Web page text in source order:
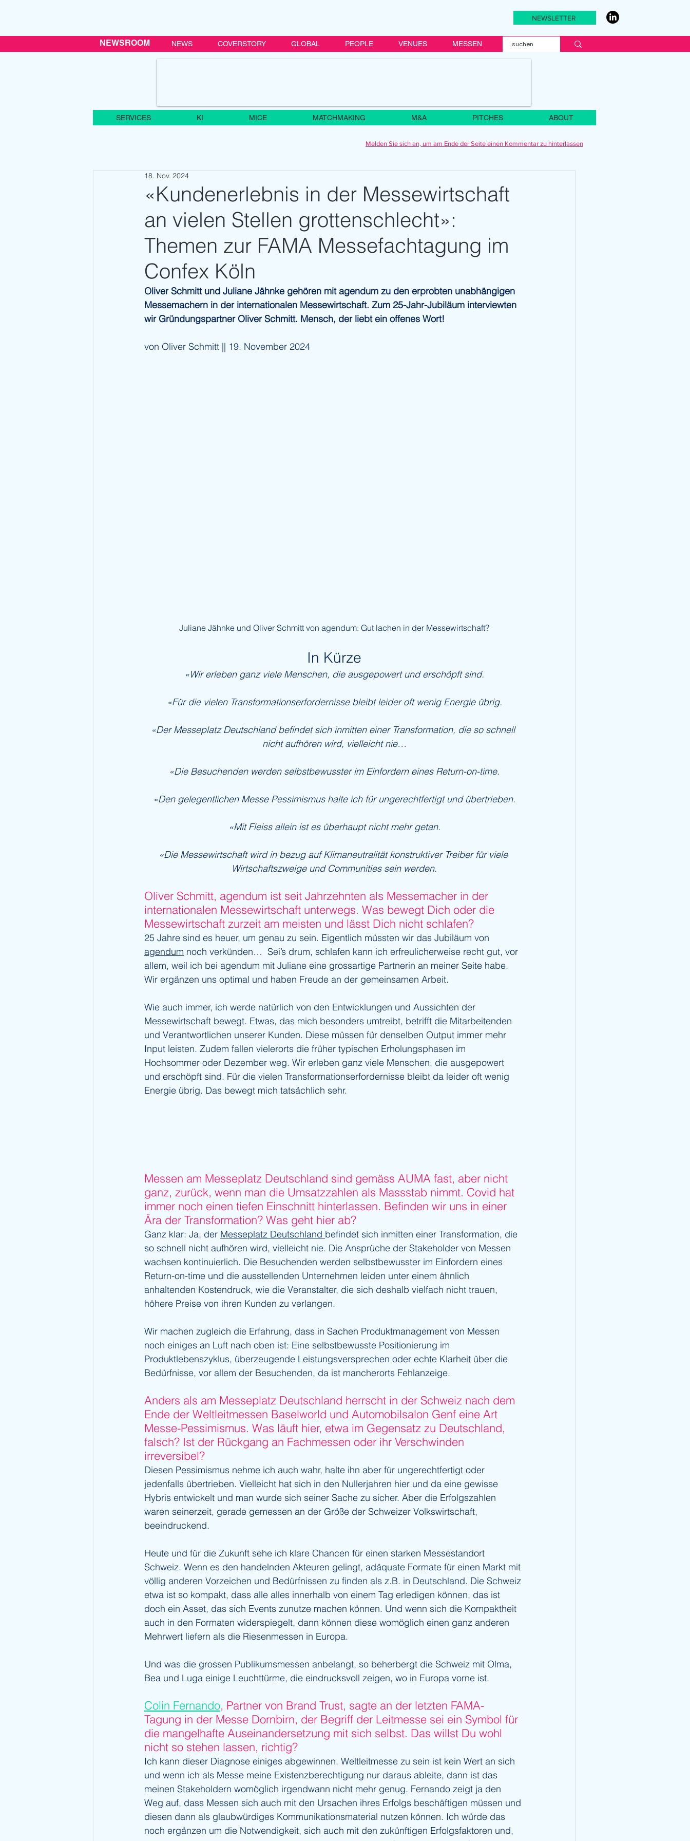
NEWSLETTER
NEWS COVERSTORY GLOBAL PEOPLE VENUES MESSEN
NEWSROOM
SERVICES KI MICE MATCHMAKING M&A PITCHES ABOUT
Melden Sie sich an, um am Ende der Seite einen Kommentar zu hinterlassen
«Kundenerlebnis in der Messewirtschaft
an vielen Stellen grottenschlecht»:
Themen zur FAMA Messefachtagung im
Confex Köln
18. Nov. 2024
Oliver Schmitt und Juliane Jähnke gehören mit agendum zu den erprobten unabhängigen
Messemachern in der internationalen Messewirtschaft. Zum 25-Jahr-Jubiläum interviewten
wir Gründungspartner Oliver Schmitt. Mensch, der liebt ein offenes Wort!
von Oliver Schmitt || 19. November 2024
Juliane Jähnke und Oliver Schmitt von agendum: Gut lachen in der Messewirtschaft?
In Kürze
«Wir erleben ganz viele Menschen, die ausgepowert und erschöpft sind.
«Für die vielen Transformationserfordernisse bleibt leider oft wenig Energie übrig.
«Der Messeplatz Deutschland befindet sich inmitten einer Transformation, die so schnell
nicht aufhören wird, vielleicht nie…
«Die Besuchenden werden selbstbewusster im Einfordern eines Return-on-time.
«Den gelegentlichen Messe Pessimismus halte ich für ungerechtfertigt und übertrieben.
«Mit Fleiss allein ist es überhaupt nicht mehr getan.
«Die Messewirtschaft wird in bezug auf Klimaneutralität konstruktiver Treiber für viele
Wirtschaftszweige und Communities sein werden.
Oliver Schmitt, agendum ist seit Jahrzehnten als Messemacher in der
internationalen Messewirtschaft unterwegs. Was bewegt Dich oder die
Messewirtschaft zurzeit am meisten und lässt Dich nicht schlafen?
25 Jahre sind es heuer, um genau zu sein. Eigentlich müssten wir das Jubiläum von
agendum noch verkünden…  Sei’s drum, schlafen kann ich erfreulicherweise recht gut, vor
allem, weil ich bei agendum mit Juliane eine grossartige Partnerin an meiner Seite habe.
Wir ergänzen uns optimal und haben Freude an der gemeinsamen Arbeit.
Wie auch immer, ich werde natürlich von den Entwicklungen und Aussichten der
Messewirtschaft bewegt. Etwas, das mich besonders umtreibt, betrifft die Mitarbeitenden
und Verantwortlichen unserer Kunden. Diese müssen für denselben Output immer mehr
Input leisten. Zudem fallen vielerorts die früher typischen Erholungsphasen im
Hochsommer oder Dezember weg. Wir erleben ganz viele Menschen, die ausgepowert
und erschöpft sind. Für die vielen Transformationserfordernisse bleibt da leider oft wenig
Energie übrig. Das bewegt mich tatsächlich sehr.
Messen am Messeplatz Deutschland sind gemäss AUMA fast, aber nicht
ganz, zurück, wenn man die Umsatzzahlen als Massstab nimmt. Covid hat
immer noch einen tiefen Einschnitt hinterlassen. Befinden wir uns in einer
Ära der Transformation? Was geht hier ab?
Ganz klar: Ja, der Messeplatz Deutschland befindet sich inmitten einer Transformation, die
so schnell nicht aufhören wird, vielleicht nie. Die Ansprüche der Stakeholder von Messen
wachsen kontinuierlich. Die Besuchenden werden selbstbewusster im Einfordern eines
Return-on-time und die ausstellenden Unternehmen leiden unter einem ähnlich
anhaltenden Kostendruck, wie die Veranstalter, die sich deshalb vielfach nicht trauen,
höhere Preise von ihren Kunden zu verlangen.
Wir machen zugleich die Erfahrung, dass in Sachen Produktmanagement von Messen
noch einiges an Luft nach oben ist: Eine selbstbewusste Positionierung im
Produktlebenszyklus, überzeugende Leistungsversprechen oder echte Klarheit über die
Bedürfnisse, vor allem der Besuchenden, da ist mancherorts Fehlanzeige.
Anders als am Messeplatz Deutschland herrscht in der Schweiz nach dem
Ende der Weltleitmessen Baselworld und Automobilsalon Genf eine Art
Messe-Pessimismus. Was läuft hier, etwa im Gegensatz zu Deutschland,
falsch? Ist der Rückgang an Fachmessen oder ihr Verschwinden
irreversibel?
Diesen Pessimismus nehme ich auch wahr, halte ihn aber für ungerechtfertigt oder
jedenfalls übertrieben. Vielleicht hat sich in den Nullerjahren hier und da eine gewisse
Hybris entwickelt und man wurde sich seiner Sache zu sicher. Aber die Erfolgszahlen
waren seinerzeit, gerade gemessen an der Größe der Schweizer Volkswirtschaft,
beeindruckend.
Heute und für die Zukunft sehe ich klare Chancen für einen starken Messestandort
Schweiz. Wenn es den handelnden Akteuren gelingt, adäquate Formate für einen Markt mit
völlig anderen Vorzeichen und Bedürfnissen zu finden als z.B. in Deutschland. Die Schweiz
etwa ist so kompakt, dass alle alles innerhalb von einem Tag erledigen können, das ist
doch ein Asset, das sich Events zunutze machen können. Und wenn sich die Kompaktheit
auch in den Formaten widerspiegelt, dann können diese womöglich einen ganz anderen
Mehrwert liefern als die Riesenmessen in Europa.
Und was die grossen Publikumsmessen anbelangt, so beherbergt die Schweiz mit Olma,
Bea und Luga einige Leuchttürme, die eindrucksvoll zeigen, wo in Europa vorne ist.
Colin Fernando, Partner von Brand Trust, sagte an der letzten FAMA-
Tagung in der Messe Dornbirn, der Begriff der Leitmesse sei ein Symbol für
die mangelhafte Auseinandersetzung mit sich selbst. Das willst Du wohl
nicht so stehen lassen, richtig?
Ich kann dieser Diagnose einiges abgewinnen. Weltleitmesse zu sein ist kein Wert an sich
und wenn ich als Messe meine Existenzberechtigung nur daraus ableite, dann ist das
meinen Stakeholdern womöglich irgendwann nicht mehr genug. Fernando zeigt ja den
Weg auf, dass Messen sich auch mit den Ursachen ihres Erfolgs beschäftigen müssen und
diesen dann als glaubwürdiges Kommunikationsmaterial nutzen können. Ich würde das
noch ergänzen um die Notwendigkeit, sich auch mit den zukünftigen Erfolgsfaktoren und,